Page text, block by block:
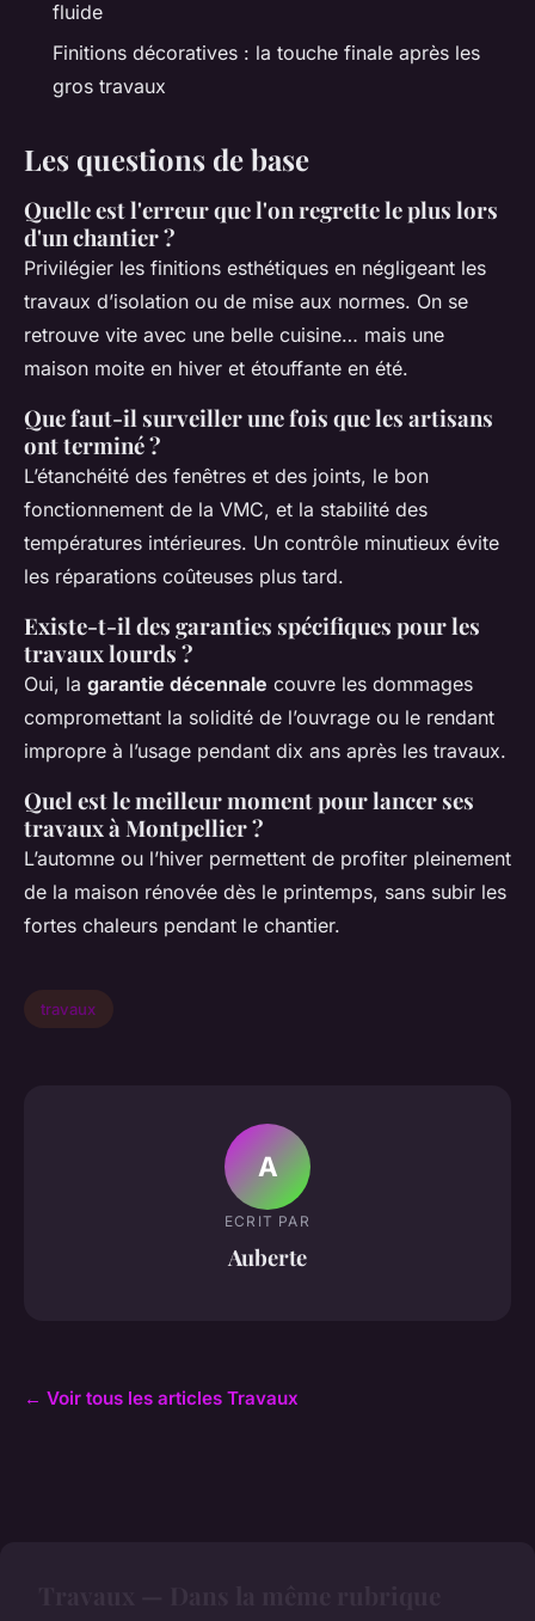
fluide
Finitions décoratives : la touche finale après les
gros travaux
Les questions de base
Quelle est l'erreur que l'on regrette le plus lors
d'un chantier ?
Privilégier les finitions esthétiques en négligeant les
travaux d’isolation ou de mise aux normes. On se
retrouve vite avec une belle cuisine… mais une
maison moite en hiver et étouffante en été.
Que faut-il surveiller une fois que les artisans
ont terminé ?
L’étanchéité des fenêtres et des joints, le bon
fonctionnement de la VMC, et la stabilité des
températures intérieures. Un contrôle minutieux évite
les réparations coûteuses plus tard.
Existe-t-il des garanties spécifiques pour les
travaux lourds ?
Oui, la garantie décennale couvre les dommages
compromettant la solidité de l’ouvrage ou le rendant
impropre à l’usage pendant dix ans après les travaux.
Quel est le meilleur moment pour lancer ses
travaux à Montpellier ?
L’automne ou l’hiver permettent de profiter pleinement
de la maison rénovée dès le printemps, sans subir les
fortes chaleurs pendant le chantier.
travaux
A
ECRIT PAR
Auberte
← Voir tous les articles Travaux